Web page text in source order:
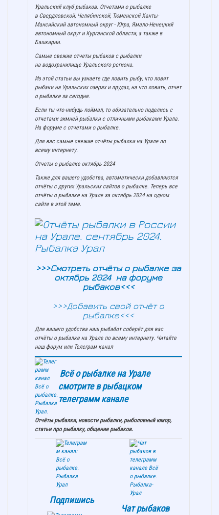
Уральский клуб рыбаков. Отчетами о рыбалке
в Свердловской, Челябинской, Тюменской Ханты-
Мансийский автономный округ - Югра, Ямало-Ненецкий
автономный округ и Курганской области, а также в
Башкирии.
Самые свежие отчеты рыбаков с рыбалки
на водохранилище Уральского региона.
Из этой статьи вы узнаете где ловить рыбу, что ловят
рыбаки на Уральских озерах и прудах, на что ловить, отчет
о рыбалке за сегодня.
Если ты что-нибудь поймал, то обязательно поделись с
отчетами зимней рыбалки с отличными рыбаками Урала.
На форуме с отчетами о рыбалке.
Для вас самые свежие отчёты рыбалки на Урале по
всему интернету.
Отчеты о рыбалке октябрь 2024
Также для вашего удобства, автоматически добавляются
отчёты с других Уральских сайтов о рыбалке. Теперь все
отчёты о рыбалке на Урале за октябрь 2024 на одном
сайте в этой теме.
>>>Смотреть отчёты о рыбалке за
октябрь 2024 на форуме
рыбаков<<<
>>>Добавить свой отчёт о
рыбалке<<<
Для вашего удобства наш рыбабот соберёт для вас
отчёты о рыбалке на Урале по всему интернету. Читайте
наш форум или Телеграм канал
Всё о рыбалке на Урале
смотрите в рыбацком
телеграмм канале
Отчёты рыбалки, новости рыбалки, рыболовный юмор,
статьи про рыбалку, общение рыбаков.
Подпишись
Чат рыбаков